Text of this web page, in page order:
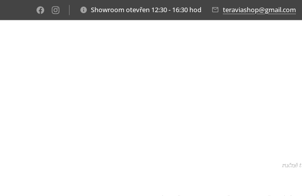
Showroom otevřen 12:30 - 16:30 hod teraviashop@gmail.com
ručně